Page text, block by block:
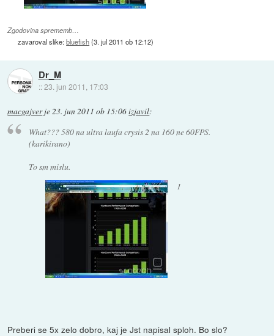
Zgodovina sprememb…
zavaroval slike:bluefish(3. jul 2011 ob 12:12)
Dr_M
::23. jun 2011, 17:03
macgajverje23. jun 2011 ob 15:06izjavil:
What??? 580 na ultra laufa crysis 2 na 160 ne 60FPS.
(karikirano)
To sm mislu.
1
Preberi se 5x zelo dobro, kaj je Jst napisal sploh. Bo slo?